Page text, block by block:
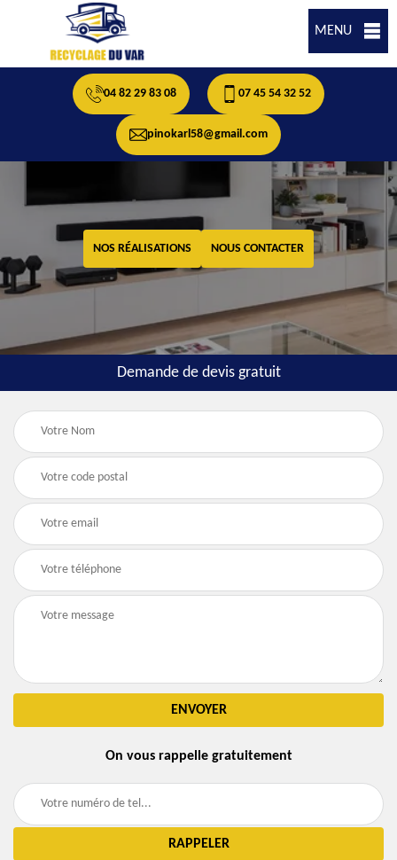
MENU
04 82 29 83 08 07 45 54 32 52
pinokarl58@gmail.com
NOS RÉALISATIONS NOUS CONTACTER
Demande de devis gratuit
On vous rappelle gratuitement